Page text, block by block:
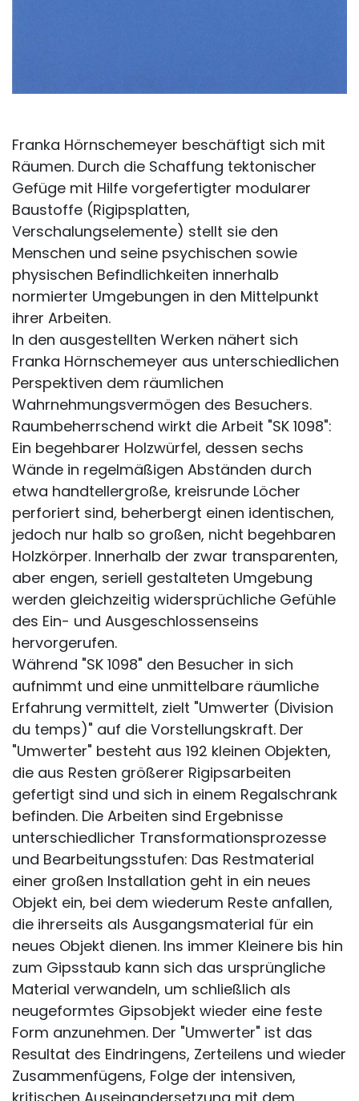
Franka Hörnschemeyer beschäftigt sich mit
Räumen. Durch die Schaffung tektonischer
Gefüge mit Hilfe vorgefertigter modularer
Baustoffe (Rigipsplatten,
Verschalungselemente) stellt sie den
Menschen und seine psychischen sowie
physischen Befindlichkeiten innerhalb
normierter Umgebungen in den Mittelpunkt
ihrer Arbeiten.
In den ausgestellten Werken nähert sich
Franka Hörnschemeyer aus unterschiedlichen
Perspektiven dem räumlichen
Wahrnehmungsvermögen des Besuchers.
Raumbeherrschend wirkt die Arbeit "SK 1098":
Ein begehbarer Holzwürfel, dessen sechs
Wände in regelmäßigen Abständen durch
etwa handtellergroße, kreisrunde Löcher
perforiert sind, beherbergt einen identischen,
jedoch nur halb so großen, nicht begehbaren
Holzkörper. Innerhalb der zwar transparenten,
aber engen, seriell gestalteten Umgebung
werden gleichzeitig widersprüchliche Gefühle
des Ein- und Ausgeschlossenseins
hervorgerufen.
Während "SK 1098" den Besucher in sich
aufnimmt und eine unmittelbare räumliche
Erfahrung vermittelt, zielt "Umwerter (Division
du temps)" auf die Vorstellungskraft. Der
"Umwerter" besteht aus 192 kleinen Objekten,
die aus Resten größerer Rigipsarbeiten
gefertigt sind und sich in einem Regalschrank
befinden. Die Arbeiten sind Ergebnisse
unterschiedlicher Transformationsprozesse
und Bearbeitungsstufen: Das Restmaterial
einer großen Installation geht in ein neues
Objekt ein, bei dem wiederum Reste anfallen,
die ihrerseits als Ausgangsmaterial für ein
neues Objekt dienen. Ins immer Kleinere bis hin
zum Gipsstaub kann sich das ursprüngliche
Material verwandeln, um schließlich als
neugeformtes Gipsobjekt wieder eine feste
Form anzunehmen. Der "Umwerter" ist das
Resultat des Eindringens, Zerteilens und wieder
Zusammenfügens, Folge der intensiven,